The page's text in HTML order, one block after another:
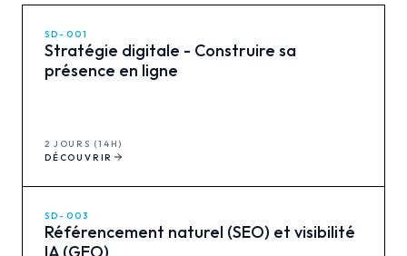
SD-001
Stratégie digitale - Construire sa
présence en ligne
2 JOURS (14H)
DÉCOUVRIR
SD-003
Référencement naturel (SEO) et visibilité
IA (GEO)